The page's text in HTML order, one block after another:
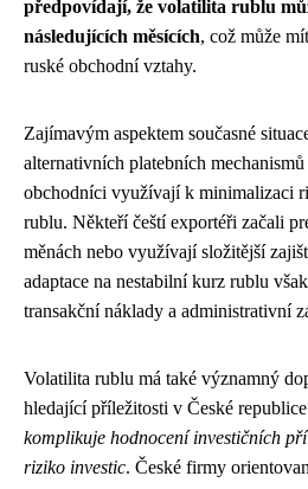
předpovídají, že volatilita rublu
následujících měsících, což může
ruské obchodní vztahy.
Zajímavým aspektem současné
alternativních platebních
obchodníci využívají k minimalizaci
rublu. Někteří čeští exportéři začali
měnách nebo využívají složitější
adaptace na nestabilní kurz rublu
transakční náklady a administrativní
Volatilita rublu má také významný
hledající příležitosti v České
komplikuje hodnocení investičních
riziko investic. České firmy